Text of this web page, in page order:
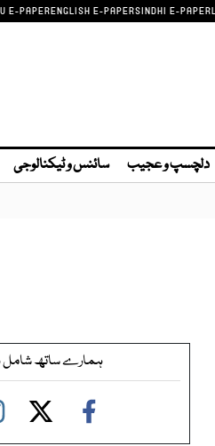
E-PAPERENGLISH E-PAPERSINDHI E-PAPER
دلچسپ و عجیب سائنس و ٹیکنالوجی
ہمارے ساتھ شامل